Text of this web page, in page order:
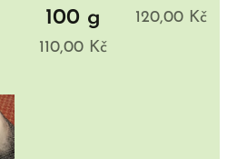
100 g
110,00Kč
120,00Kč